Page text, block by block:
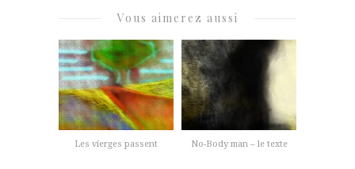
Vous aimerez aussi
Les vierges passent No-Body man – le texte